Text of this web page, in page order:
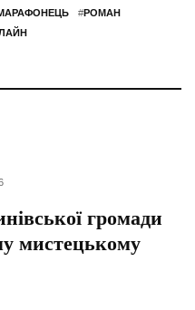
#РОМАН
громади
мистецькому